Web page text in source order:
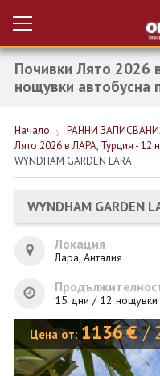
Вход за агенти
НОВА ГОДИНА ТУРЦИЯ
НОВА ГОДИНА
ПОЧИВКИ
КРУИЗИ
ЕКЗОТИКА
ОЩЕ
Почивки Лято 2026
нощувки автобусна
Начало РАННИ
Лято 2026 в ЛАРА, Турция - 12
WYNDHAM GARDEN LARA
WYNDHAM GARDEN
Локация
Лара, Анталия
15 дни / 12 нощувки
Цена от: 1136€ /